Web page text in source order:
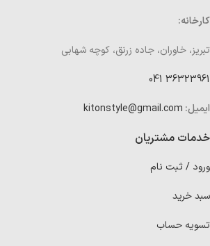
کارخانه:
تبریز، خاوران، جاده زرنق، کوچه شهابی
36323961 041
ایمیل: kitonstyle@gmail.com
خدمات مشتریان
ورود / ثبت نام
سبد خرید
تسویه حساب